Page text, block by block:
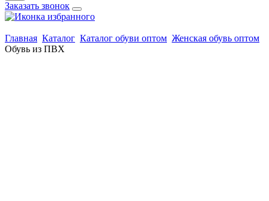
Заказать звонок
Главная Каталог Каталог обуви оптом Женская обувь оптом
Обувь из ПВХ